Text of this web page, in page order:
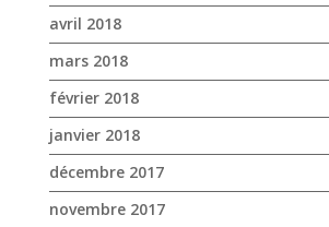
avril 2018
mars 2018
février 2018
janvier 2018
décembre 2017
novembre 2017